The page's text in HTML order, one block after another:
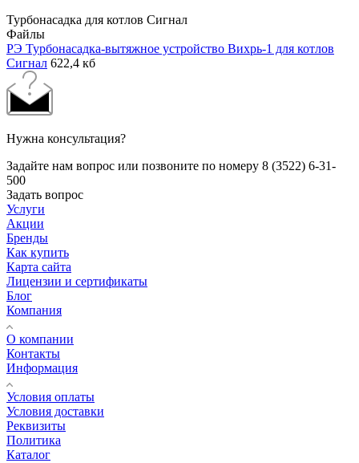
Турбонасадка для котлов Сигнал
Файлы
РЭ Турбонасадка-вытяжное устройство Вихрь-1 для котлов
Сигнал 622,4 кб
Нужна консультация?
Задайте нам вопрос или позвоните по номеру 8 (3522) 6-31-
500
Задать вопрос
Услуги
Акции
Бренды
Как купить
Карта сайта
Лицензии и сертификаты
Блог
Компания
О компании
Контакты
Информация
Условия оплаты
Условия доставки
Реквизиты
Политика
Каталог